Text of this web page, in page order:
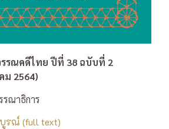
รณคดีไทย ปีที่ 38 ฉบับที่ 2
ม 2564)
ณาธิการ
รณ์ (full text)